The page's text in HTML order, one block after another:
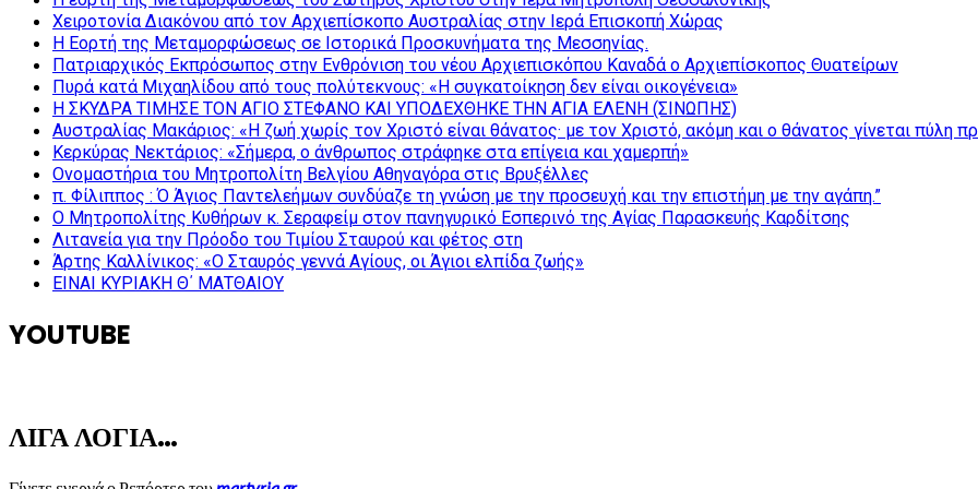
Χειροτονία Διακόνου από τον Αρχιεπίσκοπο Αυστραλίας στην Ιερά Επισκοπή Χώρας
Η Εορτή της Μεταμορφώσεως σε Ιστορικά Προσκυνήματα της Μεσσηνίας.
Πατριαρχικός Εκπρόσωπος στην Ενθρόνιση του νέου Αρχιεπισκόπου Καναδά ο Αρχιεπίσκοπος Θυατείρων
Πυρά κατά Μιχαηλίδου από τους πολύτεκνους: «Η συγκατοίκηση δεν είναι οικογένεια»
Η ΣΚΥΔΡΑ ΤΙΜΗΣΕ ΤΟΝ ΑΓΙΟ ΣΤΕΦΑΝΟ ΚΑΙ ΥΠΟΔΕΧΘΗΚΕ ΤΗΝ ΑΓΙΑ ΕΛΕΝΗ (ΣΙΝΩΠΗΣ)
Αυστραλίας Μακάριος: «Η ζωή χωρίς τον Χριστό είναι θάνατος· με τον Χριστό, ακόμη και ο θάνατος γίνεται πύλη
Κερκύρας Νεκτάριος: «Σήμερα, ο άνθρωπος στράφηκε στα επίγεια και χαμερπή»
Ονομαστήρια του Μητροπολίτη Βελγίου Αθηναγόρα στις Βρυξέλλες
π. Φίλιππος : Ό Άγιος Παντελεήμων συνδύαζε τη γνώση με την προσευχή και την επιστήμη με την αγάπη.”
Ο Μητροπολίτης Κυθήρων κ. Σεραφείμ στον πανηγυρικό Εσπερινό της Αγίας Παρασκευής Καρδίτσης
Λιτανεία για την Πρόοδο του Τιμίου Σταυρού και φέτος στη
Άρτης Καλλίνικος: «Ο Σταυρός γεννά Αγίους, οι Άγιοι ελπίδα ζωής»
ΕΙΝΑΙ ΚΥΡΙΑΚΗ Θ΄ ΜΑΤΘΑΙΟΥ
YOUTUBE
ΛΙΓΑ ΛΟΓΙΑ…